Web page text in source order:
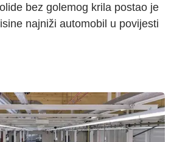
bez golemog krila postao je
najniži automobil u povijesti